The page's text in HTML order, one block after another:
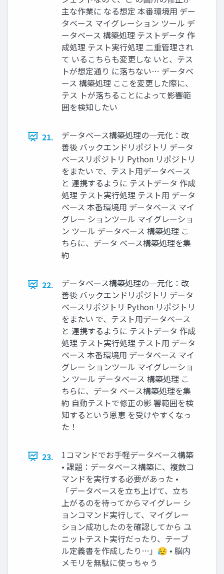
主な作業に なる想定 本番環境用 デー
タベース マイグレーション ツール デ
ータベース 構築処理 テストデータ 作
成処理 テスト実行処理 二重管理され
て いるこちらも変更しな いと、テス
トが想定通り に落ちない… データベ
ース 構築処理 ここを変更した際に、
テス トが落ちることによって影響範
囲を検知したい
21.
データベース構築処理の一元化：改
善後 バックエンドリポジトリ データ
ベースリポジトリ Python リポジトリ
をまたい で、テスト用データベース
と 連携するように テストデータ 作成
処理 テスト実行処理 テスト用 データ
ベース 本番環境用 データベース マイ
グレー ションツール マイグレーショ
ン ツール データベース 構築処理 こ
ちらに、データ ベース構築処理を集
約
22.
データベース構築処理の一元化：改
善後 バックエンドリポジトリ データ
ベースリポジトリ Python リポジトリ
をまたい で、テスト用データベース
と 連携するように テストデータ 作成
処理 テスト実行処理 テスト用 データ
ベース 本番環境用 データベース マイ
グレー ションツール マイグレーショ
ン ツール データベース 構築処理 こ
ちらに、データ ベース構築処理を集
約 自動テストで修正の影 響範囲を検
知するという恩恵 を受けやすくなっ
た！
23.
1コマンドでお手軽データベース構築
• 課題：データベース構築に、複数コ
マンドを実行する必要があった •
「データベースを立ち上げて、立ち
上がるのを待ってからマイグレー シ
ョンコマンド実行して、マイグレー
ション成功したのを確認してから ユ
ニットテスト実行だったり、テーブ
ル定義書を作成したり…」😥 • 脳内
メモリを無駄に使っちゃう